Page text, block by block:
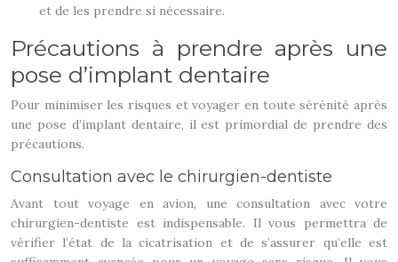
et de les prendre si nécessaire.
Précautions à prendre après une
pose d’implant dentaire
Pour minimiser les risques et voyager en toute sérénité après
une pose d’implant dentaire, il est primordial de prendre des
précautions.
Consultation avec le chirurgien-dentiste
Avant tout voyage en avion, une consultation avec votre
chirurgien-dentiste est indispensable. Il vous permettra de
vérifier l’état de la cicatrisation et de s’assurer qu’elle est